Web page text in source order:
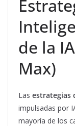
de la
Max)
Las estrategias
impulsadas por
mayoría de los